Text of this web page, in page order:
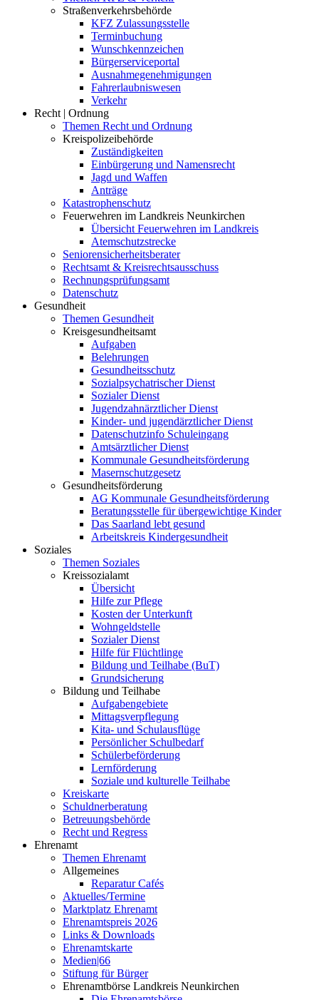
Straßenverkehrsbehörde
KFZ Zulassungsstelle
Terminbuchung
Wunschkennzeichen
Bürgerserviceportal
Ausnahmegenehmigungen
Fahrerlaubniswesen
Verkehr
Recht | Ordnung
Themen Recht und Ordnung
Kreispolizeibehörde
Zuständigkeiten
Einbürgerung und Namensrecht
Jagd und Waffen
Anträge
Katastrophenschutz
Feuerwehren im Landkreis Neunkirchen
Übersicht Feuerwehren im Landkreis
Atemschutzstrecke
Seniorensicherheitsberater
Rechtsamt & Kreisrechtsausschuss
Rechnungsprüfungsamt
Datenschutz
Gesundheit
Themen Gesundheit
Kreisgesundheitsamt
Aufgaben
Belehrungen
Gesundheitsschutz
Sozialpsychatrischer Dienst
Sozialer Dienst
Jugendzahnärztlicher Dienst
Kinder- und jugendärztlicher Dienst
Datenschutzinfo Schuleingang
Amtsärztlicher Dienst
Kommunale Gesundheitsförderung
Masernschutzgesetz
Gesundheitsförderung
AG Kommunale Gesundheitsförderung
Beratungsstelle für übergewichtige Kinder
Das Saarland lebt gesund
Arbeitskreis Kindergesundheit
Soziales
Themen Soziales
Kreissozialamt
Übersicht
Hilfe zur Pflege
Kosten der Unterkunft
Wohngeldstelle
Sozialer Dienst
Hilfe für Flüchtlinge
Bildung und Teilhabe (BuT)
Grundsicherung
Bildung und Teilhabe
Aufgabengebiete
Mittagsverpflegung
Kita- und Schulausflüge
Persönlicher Schulbedarf
Schülerbeförderung
Lernförderung
Soziale und kulturelle Teilhabe
Kreiskarte
Schuldnerberatung
Betreuungsbehörde
Recht und Regress
Ehrenamt
Themen Ehrenamt
Allgemeines
Reparatur Cafés
Aktuelles/Termine
Marktplatz Ehrenamt
Ehrenamtspreis 2026
Links & Downloads
Ehrenamtskarte
Medien|66
Stiftung für Bürger
Ehrenamtbörse Landkreis Neunkirchen